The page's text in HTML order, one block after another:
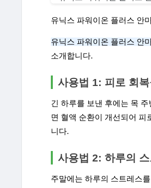
유닉스 파워이온 플러스 안
유닉스 파워이온 플러스 안
소개합니다.
사용법 1: 피로 회
긴 하루를 보낸 후에는 목
면 혈액 순환이 개선되어 피
니다.
사용법 2: 하루의
주말에는 하루의 스트레스